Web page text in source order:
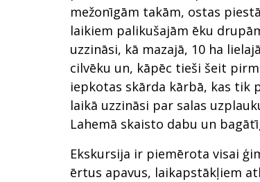
mežonīgām takām, ostas
laikiem palikušajām ēku
uzzināsi, kā mazajā, 10 ha
cilvēku un, kāpēc tieši šeit
iepkotas skārda kārbā, kas tik
laikā uzzināsi par salas
Lahemā skaisto dabu un
Ekskursija ir piemērota visai
ērtus apavus, laikapstākļiem